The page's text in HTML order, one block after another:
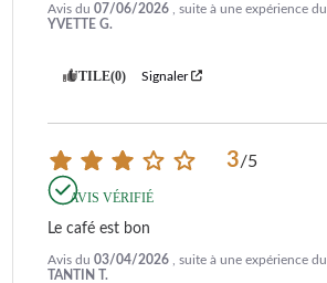
Avis du 07/06/2026 , suite à une expérience du
YVETTE G.
UTILE(0) Signaler
3/5
AVIS VÉRIFIÉ
Le café est bon
Avis du 03/04/2026 , suite à une expérience du
TANTIN T.